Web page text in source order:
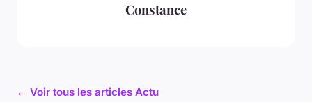
Constance
← Voir tous les articles Actu